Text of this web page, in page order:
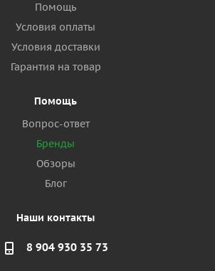
Помощь
Условия оплаты
Условия доставки
Гарантия на товар
Помощь
Вопрос-ответ
Бренды
Обзоры
Блог
Наши контакты
8 904 930 35 73